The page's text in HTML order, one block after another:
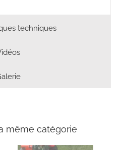
techniques
même catégorie